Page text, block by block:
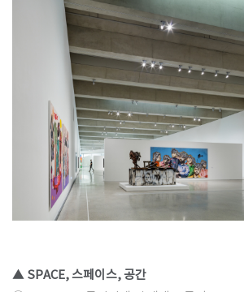
▲ SPACE, 스페이스, 공간